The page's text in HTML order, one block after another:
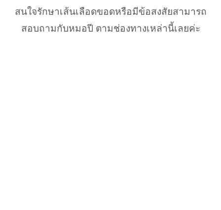
สนใจรักษาเส้นเลือดขอดหรือมีข้อสงสัยสามารถ
สอบถามกับหมอปี ตามช่องทางเหล่านี้เลยค่ะ